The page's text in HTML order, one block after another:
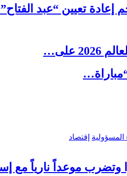
إعادة تعيين “عبد
على…
المسؤولية إقتصاد
وتضرب موعداً نارياً مع